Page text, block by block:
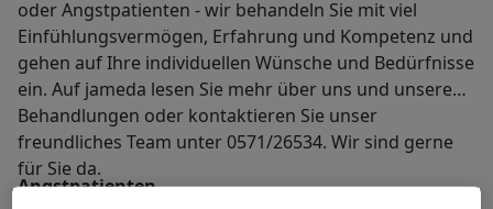
oder Angstpatienten - wir behandeln Sie mit viel
Einfühlungsvermögen, Erfahrung und Kompetenz und
gehen auf Ihre individuellen Wünsche und Bedürfnisse
ein. Auf jameda lesen Sie mehr über uns und unsere
Behandlungen oder kontaktieren Sie unser
freundliches Team unter 0571/26534. Wir sind gerne
für Sie da.
Angstpatienten